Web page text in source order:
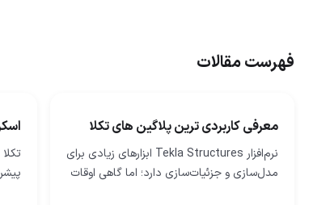
فهرست مقالات
معرفی کاربردی ترین پلاگین های تکلا
نرم‌افزار Tekla Structures ابزارهای زیادی برای
مدل‌سازی و جزئیات‌سازی دارد؛ اما گاهی اوقات